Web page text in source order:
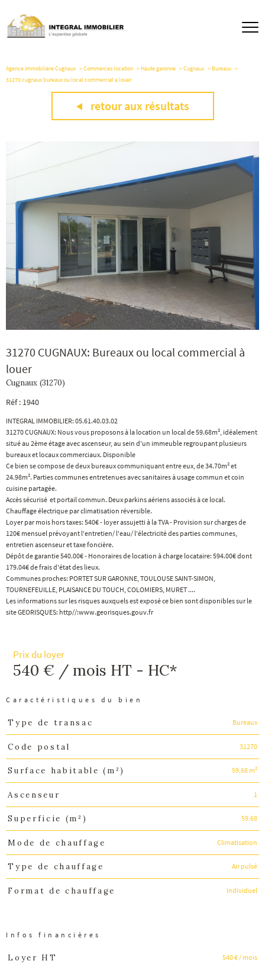
Agence immobilière Cugnaux Commerces location Haute garonne Cugnaux
Bureaux
31270 cugnaux bureaux ou local commercial a louer
retour aux résultats
31270 CUGNAUX: Bureaux ou local commercial à
louer
Cugnaux (31270)
Réf : 1940
INTEGRAL IMMOBILIER: 05.61.40.03.02
31270 CUGNAUX: Nous vous proposons à la location un local de 59.68m², idéalement
situé au 2ème étage avec ascenseur, au sein d'un immeuble regroupant plusieurs
bureaux et locaux commerciaux. Disponible
Ce bien se compose de deux bureaux communiquant entre eux, de 34.70m² et
24.98m². Parties communes entretenues avec sanitaires à usage commun et coin
cuisine partagée.
Accès sécurisé et portail commun. Deux parkins aériens associés à ce local.
Chauffage électrique par climatisation réversible.
Loyer par mois hors taxes: 540€ - loyer assujetti à la TVA - Provision sur charges de
120€ mensuel prévoyant l'entretien/ l'eau/ l'électricité des parties communes,
entretien ascenseur et taxe foncière.
Dépôt de garantie 540.00€ - Honoraires de location à charge locataire: 594.00€ dont
179.04€ de frais d'état des lieux.
Communes proches: PORTET SUR GARONNE, TOULOUSE SAINT-SIMON,
TOURNEFEUILLE, PLAISANCE DU TOUCH, COLOMIERS, MURET ....
Les informations sur les risques auxquels est exposé ce bien sont disponibles sur le
site GEORISQUES: http//:www.georisques.gouv.fr
Prix du loyer
540 € / mois HT - HC*
Caractéristiques du bien
Caractéristiques Valeurs
Type de transac Bureaux
Code postal 31270
Surface habitable (m²) 59,68 m²
Ascenseur 1
Superficie (m²) 59.68
Mode de chauffage Climatisation
Type de chauffage Air pulsé
Format de chauffage Individuel
Infos financières
Caractéristiques
Loyer HT 540 € / mois